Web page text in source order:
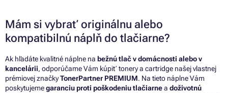
Mám si vybrať originálnu alebo
kompatibilnú náplň do tlačiarne?
Ak hľadáte kvalitné náplne na bežnú tlač v domácnosti alebo v
kancelárii, odporúčame Vám kúpiť tonery a cartridge našej vlastnej
prémiovej značkyTonerPartner PREMIUM. Na tieto náplne Vám
poskytujemegaranciu proti poškodeniu tlačiarnea doživotnú